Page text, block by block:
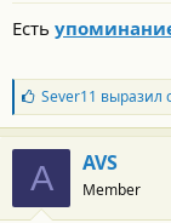
с
и
:
Есть
Б
л
а
г
о
а
Sever11 выразил
A AVS
Member